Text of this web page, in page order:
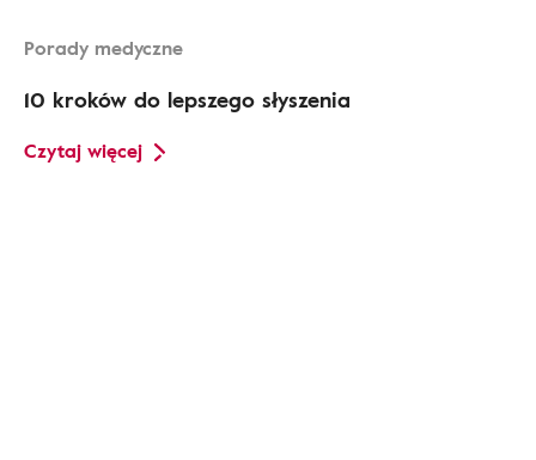
Porady medyczne
10 kroków do lepszego słyszenia
Czytaj więcej